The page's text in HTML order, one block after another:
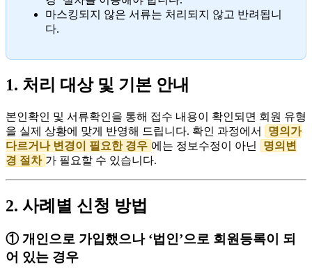
마스킹되지 않은 서류는 처리되지 않고 반려됩니
다.
1. 처리 대상 및 기본 안내
본인확인 및 서류확인을 통해 접수 내용이 확인되면 회원 유형
을 실제 상황에 맞게 반영해 드립니다. 확인 과정에서
명의가
다르거나 변경이 필요한 경우 에는 정보수정이 아닌
명의변
경 절차 가 필요할 수 있습니다.
2. 사례별 신청 방법
① 개인으로 가입했으나 ‘법인’으로 회원등록이 되
어 있는 경우